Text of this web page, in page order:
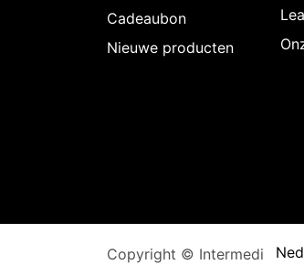
Cadeaubon
Nieuwe producten
Copyright © Intermedi